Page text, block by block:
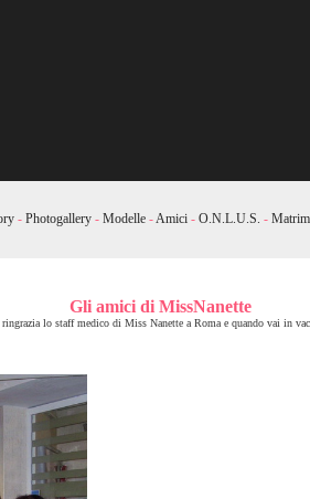
- Photogallery- Modelle- Amici- O.N.L.U.S. -
Gli amici di MissNanette
lo staff medico di Miss Nanette a Roma e quando vai in